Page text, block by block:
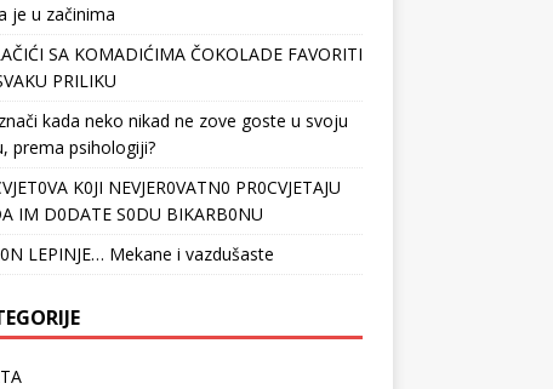
je u začinima
SA KOMADIĆIMA ČOKOLADE FAVORITI
PRILIKU
kada neko nikad ne zove goste u svoju
prema psihologiji?
K0JI NEVJER0VATN0 PR0CVJETAJU
IM D0DATE S0DU BIKARB0NU
LEPINJE… Mekane i vazdušaste